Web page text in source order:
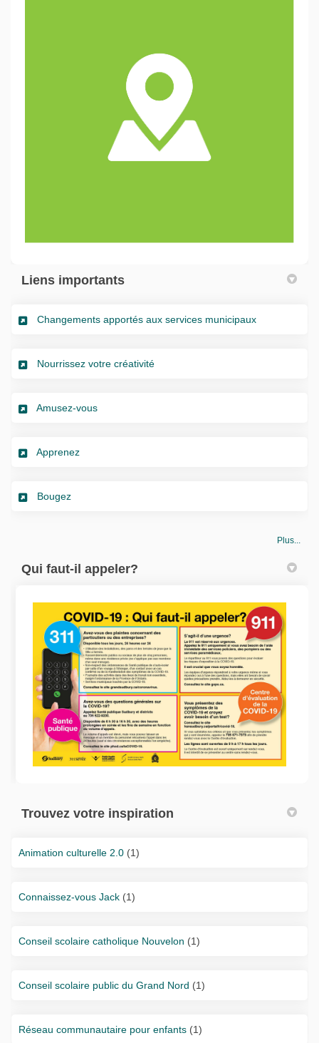
Liens importants
Changements apportés aux services municipaux(Liens
Nourrissez votre créativité(Liens externes)
Amusez-vous(Liens externes)
Apprenez(Liens externes)
Bougez(Liens externes)
Plus...
Qui faut-il appeler?
Trouvez votre inspiration
Animation culturelle 2.0 (1)
Connaissez-vous Jack (1)
Conseil scolaire catholique Nouvelon (1)
Conseil scolaire public du Grand Nord (1)
Réseau communautaire pour enfants (1)